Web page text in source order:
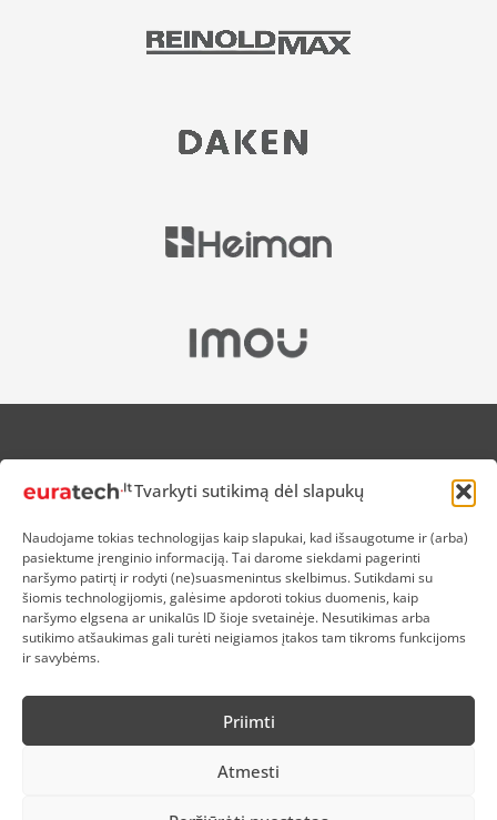
Tvarkyti sutikimą dėl slapukų
Naudojame tokias technologijas kaip slapukai, kad išsaugotume ir (arba)
pasiektume įrenginio informaciją. Tai darome siekdami pagerinti
naršymo patirtį ir rodyti (ne)suasmenintus skelbimus. Sutikdami su
šiomis technologijomis, galėsime apdoroti tokius duomenis, kaip
naršymo elgsena ar unikalūs ID šioje svetainėje. Nesutikimas arba
sutikimo atšaukimas gali turėti neigiamos įtakos tam tikroms funkcijoms
ir savybėms.
Priimti
Atmesti
NUOLAIDOS HEROJAMS
PREKIŲ IR PINIGŲ GRĄŽINIMAS
ATSISKAITYMAS
D.U.K
KOKYBĖS POLITIKA
SLAPUKŲ POLITIKA
SĄLYGOS IR TAISYKLĖS
ELEKTRONIKOS RŪŠIAVIMAS